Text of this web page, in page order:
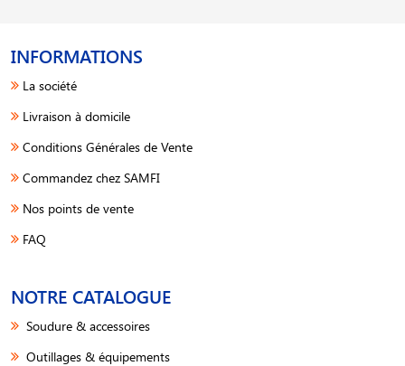
INFORMATIONS
La société
Livraison à domicile
Conditions Générales de Vente
Commandez chez SAMFI
Nos points de vente
FAQ
NOTRE CATALOGUE
Soudure & accessoires
Outillages & équipements